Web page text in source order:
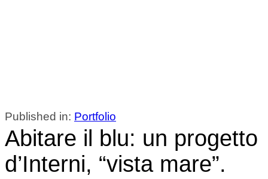
Published in: Portfolio
Abitare il blu: un progetto
d’Interni, “vista mare”.